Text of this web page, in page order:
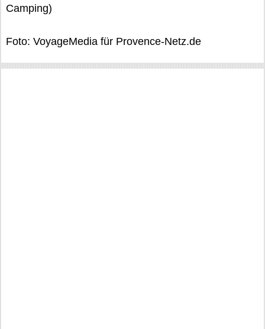
Camping)
Foto: VoyageMedia für Provence-Netz.de